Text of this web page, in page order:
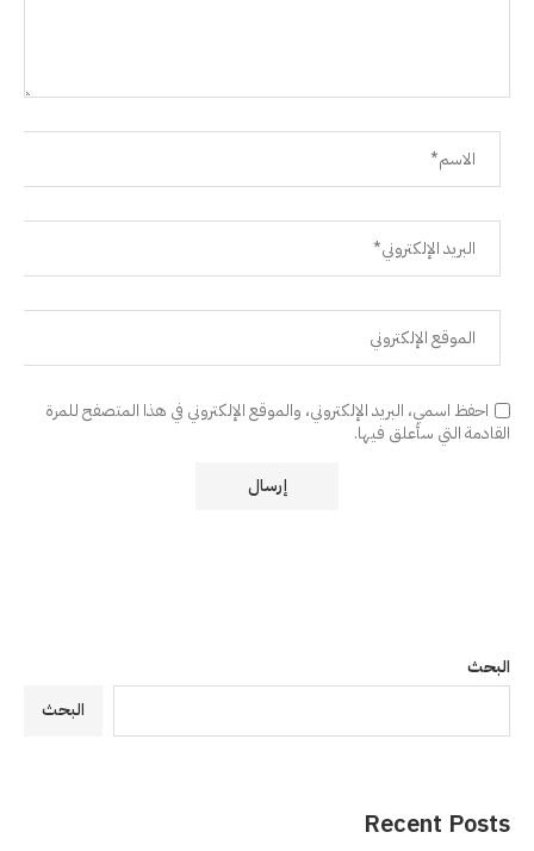
احفظ اسمي، البريد الإلكتروني، والموقع الإلكتروني في هذا المتصفح للمرة
القادمة التي سأعلق فيها.
البحث
البحث
Recent Posts